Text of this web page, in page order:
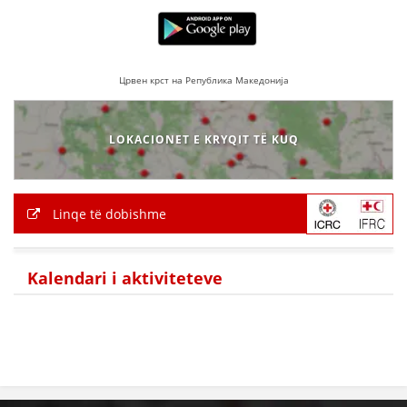
HULUMTIMI I OPINIONIT PUBLIK
PROJEKTE
SHËRBIMI PËR KËRKIM
NDIHMA E PARË
Црвен крст на Република Македонија
LOKACIONET E KRYQIT TË KUQ
Linqe të dobishme
Kalendari i aktiviteteve